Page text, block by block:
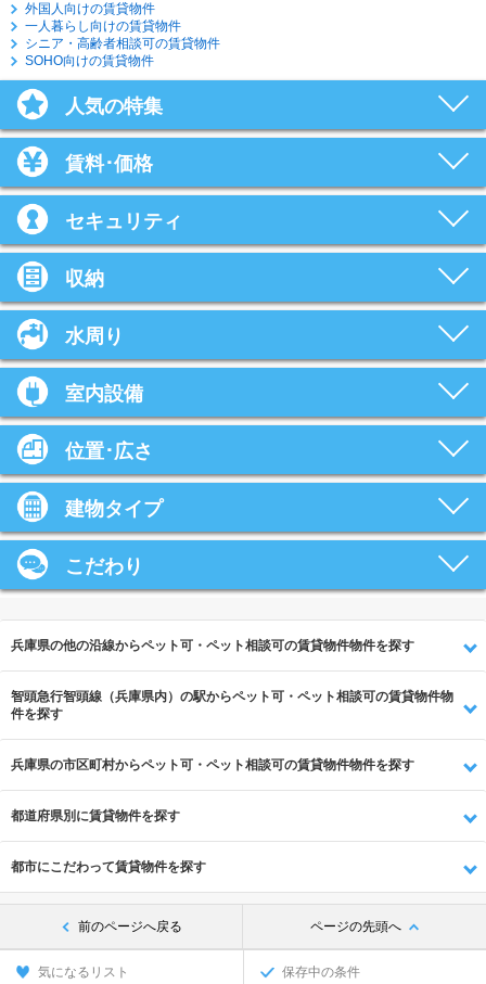
外国人向けの賃貸物件
一人暮らし向けの賃貸物件
シニア・高齢者相談可の賃貸物件
SOHO向けの賃貸物件
人気の特集
賃料･価格
セキュリティ
収納
水周り
室内設備
位置･広さ
建物タイプ
こだわり
兵庫県の他の沿線からペット可・ペット相談可の賃貸物件物件を探す
智頭急行智頭線（兵庫県内）の駅からペット可・ペット相談可の賃貸物件物
件を探す
兵庫県の市区町村からペット可・ペット相談可の賃貸物件物件を探す
都道府県別に賃貸物件を探す
都市にこだわって賃貸物件を探す
前のページへ戻る ページの先頭へ
気になるリスト 保存中の条件